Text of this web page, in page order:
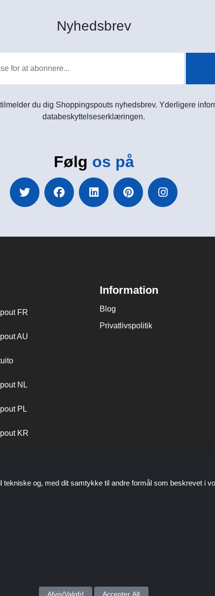
Nyhedsbrev
du dig Shoppingspouts nyhedsbrev. Yderligere
databeskyttelseserklæringen.
Følg os på
FR
AU
NL
PL
KR
Information
Blog
Privatlivspolitik
er ikke involveret, når du foretager et køb via disse links,
Ophavsret © 2026 ShoppingSpout Alle rettigheder forbeholdes
og, med dit samtykke til andre formål som beskrevet i
Afvis/ValgfrI Accepter Alt